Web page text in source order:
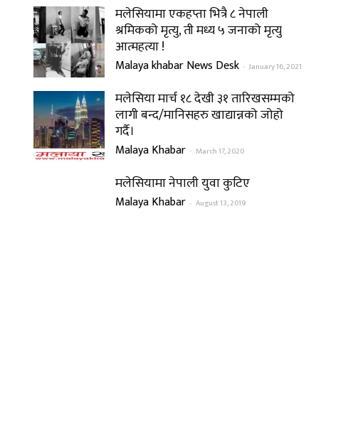
मलेसियामा एकहप्ता भित्रै ८ नेपाली
श्रमिकको मृत्यु, ती मध्य ५ जनाको मृत्यु
आत्महत्या !
Malaya khabar News Desk - January 16, 2021
मलेसिया मार्च १८ देखी ३१ तारिखसम्मको
लागी बन्द/मानिसहरु खाद्यान्नको जोहो
गर्दै।
Malaya Khabar - March 17, 2020
मलेसियामा नेपाली युवा कुटिए
Malaya Khabar - August 13, 2019